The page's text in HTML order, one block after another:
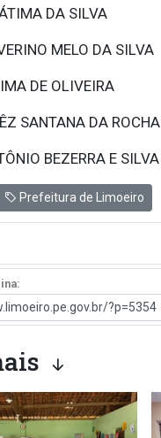
DA SILVA
MELO DA SILVA
DE OLIVEIRA
SANTANA DA ROCHA
BEZERRA E SILVA
Prefeitura de Limoeiro